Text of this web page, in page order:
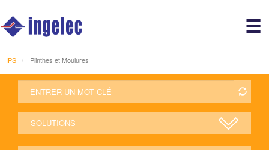
☰
IPS Plinthes et Moulures